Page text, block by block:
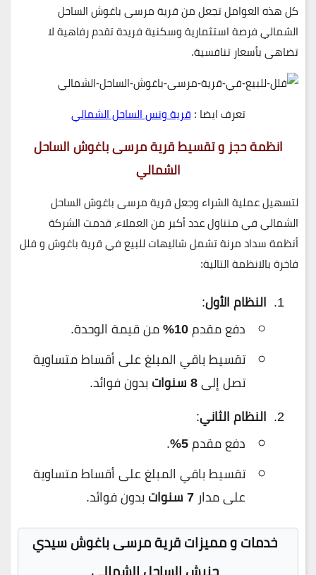
كل هذه العوامل تجعل منقرية مرسى باغوش الساحل
الشماليفرصة استثمارية وسكنية فريدة تقدم رفاهية لا
تضاهى بأسعار تنافسية.
تعرف ايضا :قرية ونس الساحل الشمالي
انظمة حجز و تقسيط قرية مرسى باغوش الساحل
الشمالي
لتسهيل عملية الشراء وجعلقرية مرسى باغوش الساحل
الشماليفي متناول عدد أكبر من العملاء، قدمت الشركة
أنظمة سداد مرنة تشمل شاليهات للبيع في قرية باغوش و فلل
فاخرة بالانظمة التالية:
النظام الأول:
دفع مقدم10%
من قيمة الوحدة.
تقسيط باقي المبلغ على أقساط متساوية
تصل إلى8 سنوات
بدون فوائد.
النظام الثاني:
دفع مقدم5%
.
تقسيط باقي المبلغ على أقساط متساوية
على مدار 7 سنوات بدون فوائد.
خدمات و مميزات قرية مرسى باغوش سيدي